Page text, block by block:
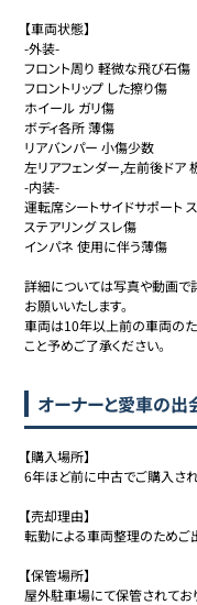
【車両状態】
-外装-
フロント周り 軽微な飛び石傷
フロントリップ した擦り傷
ホイール ガリ傷
ボディ各所 薄傷
リアバンパー 小傷少数
左リアフェンダー,左前後ドア
-内装-
運転席シートサイドサポート
ステアリング スレ傷
インパネ 使用に伴う薄傷
詳細については写真や動画で
お願いいたします。
車両は10年以上前の車両のた
こと予めご了承ください。
オーナーと愛車の出
【購入場所】
6年ほど前に中古でご購入され
【売却理由】
転勤による車両整理のためご
【保管場所】
屋外駐車場にて保管されてお